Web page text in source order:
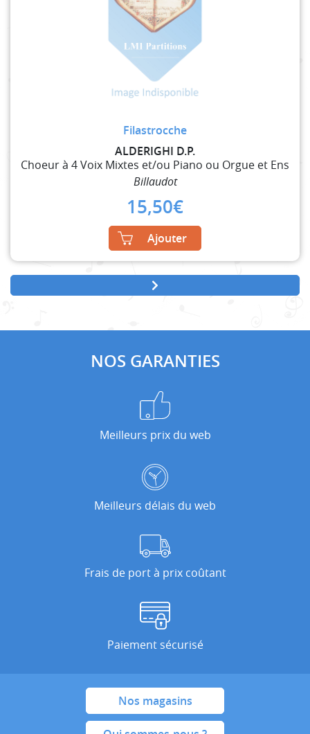
Filastrocche
ALDERIGHI D.P.
Choeur à 4 Voix Mixtes et/ou Piano ou Orgue et Ens
Billaudot
15,50€
Ajouter
NOS GARANTIES
Meilleurs prix du web
Meilleurs délais du web
Frais de port à prix coûtant
Paiement sécurisé
Nos magasins